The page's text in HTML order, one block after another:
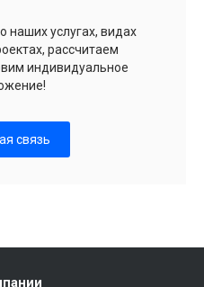
наших услугах, видах
рассчитаем
индивидуальное
связь